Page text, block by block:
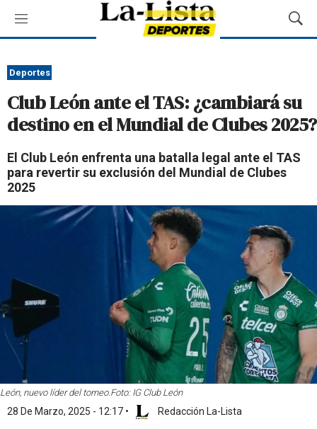
M
e
ú
M
o
a
r
B
s
e
Deportes
Club León ante el TAS: ¿cambiará su
destino en el Mundial de Clubes 2025?
El Club León enfrenta una batalla legal ante el TAS
para revertir su exclusión del Mundial de Clubes
2025
León, nuevo líder del torneo.Foto: IG Club León
28 De Marzo, 2025 - 12:17 • Redacción La-Lista